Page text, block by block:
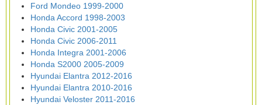
Ford Mondeo 1999-2000
Honda Accord 1998-2003
Honda Civic 2001-2005
Honda Civic 2006-2011
Honda Integra 2001-2006
Honda S2000 2005-2009
Hyundai Elantra 2012-2016
Hyundai Elantra 2010-2016
Hyundai Veloster 2011-2016